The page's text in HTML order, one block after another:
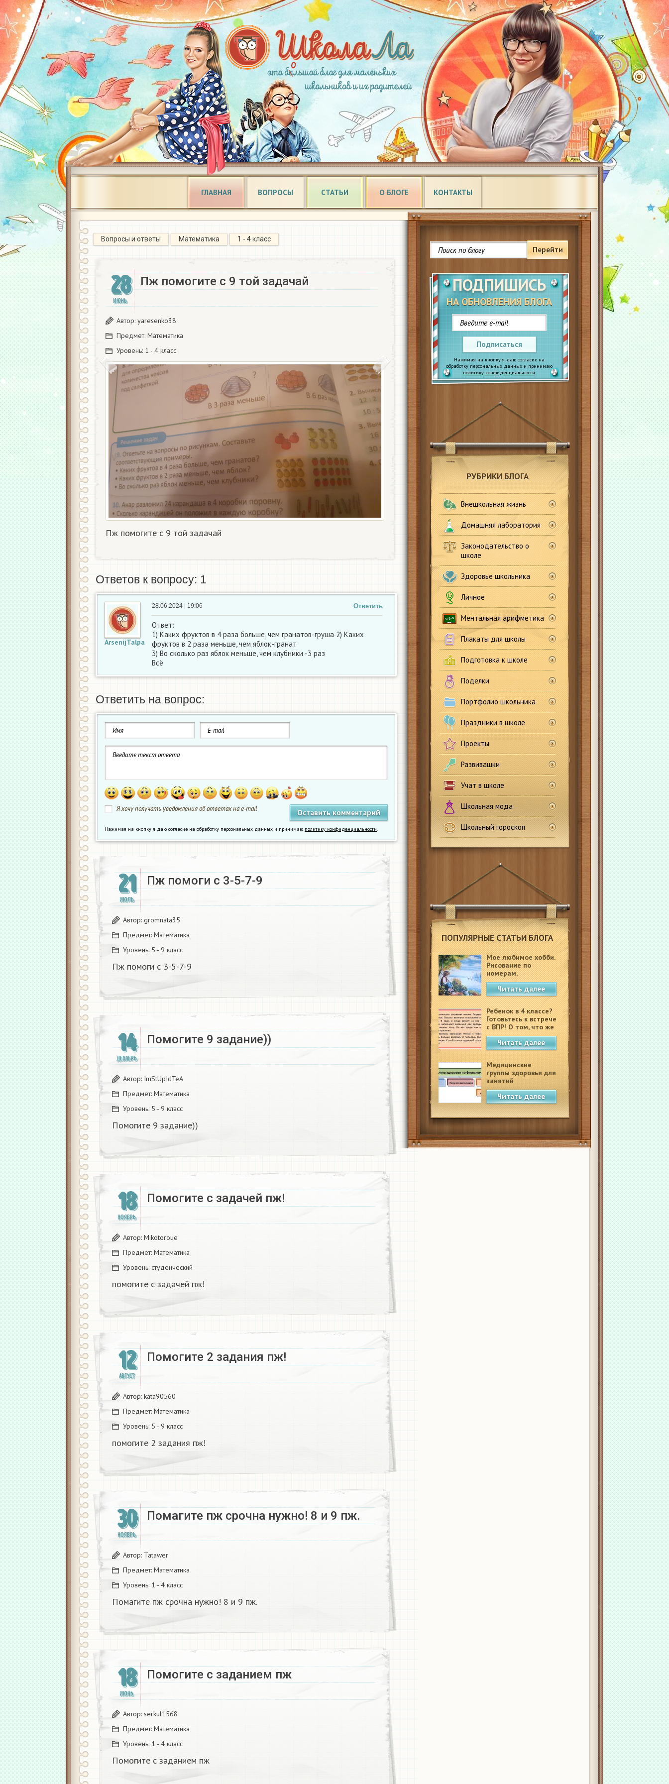
ГЛАВНАЯ ВОПРОСЫ СТАТЬИ О БЛОГЕ КОНТАКТЫ
Перейти
ПОДПИШИСЬ
НА ОБНОВЛЕНИЯ БЛОГА
Подписаться
Нажимая на кнопку я даю согласие на
обработку персональных данных и принимаю
политику конфиденциальности.
РУБРИКИ БЛОГА
Внешкольная жизнь
Домашняя лаборатория
Законодательство о
школе
Здоровье школьника
Личное
Ментальная арифметика
Плакаты для школы
Подготовка к школе
Поделки
Портфолио школьника
Праздники в школе
Проекты
Развивашки
Учат в школе
Школьная мода
Школьный гороскоп
ПОПУЛЯРНЫЕ СТАТЬИ БЛОГА
Мое любимое хобби.
Рисование по
номерам.
Читать далее
Ребенок в 4 классе?
Готовьтесь к встрече
с ВПР! О том, что же
это такое.
Читать далее
Медицинские
группы здоровья для
занятий
физкультурой в
школеЧитать далее
Вопросы и ответы Математика 1 - 4 класс
28
ИЮНЬ
Пж помогите с 9 той задачай
Автор: yaresenko38
Предмет: Математика
Уровень: 1 - 4 класс
Пж помогите с 9 той задачай
Ответов к вопросу: 1
ArsenijTalpa
Ответить
28.06.2024 | 19:06
Ответ:
1) Каких фруктов в 4 раза больше, чем гранатов-груша 2) Каких
фруктов в 2 раза меньше, чем яблок-гранат
3) Во сколько раз яблок меньше, чем клубники -3 раз
Всё
Ответить на вопрос:
Я хочу получать уведомления об ответах на e-mail
Нажимая на кнопку я даю согласие на обработку персональных данных и принимаю политику конфиденциальности.
21
ИЮЛЬ
Пж помоги с 3-5-7-9
Автор: gromnata35
Предмет: Математика
Уровень: 5 - 9 класс
Пж помоги с 3-5-7-9
14
ДЕКАБРЬ
Помогите 9 задание))
Автор: ImStUpIdTeA
Предмет: Математика
Уровень: 5 - 9 класс
Помогите 9 задание))
18
НОЯБРЬ
Помогите с задачей пж!
Автор: Mikotoroue
Предмет: Математика
Уровень: студенческий
помогите с задачей пж!
12
АВГУСТ
Помогите 2 задания пж!
Автор: kata90560
Предмет: Математика
Уровень: 5 - 9 класс
помогите 2 задания пж!
30
НОЯБРЬ
Помагите пж срочна нужно! 8 и 9 пж.
Автор: Tatawer
Предмет: Математика
Уровень: 1 - 4 класс
Помагите пж срочна нужно! 8 и 9 пж.
18
ИЮНЬ
Помогите с заданием пж
Автор: serkul1568
Предмет: Математика
Уровень: 1 - 4 класс
Помогите с заданием пж